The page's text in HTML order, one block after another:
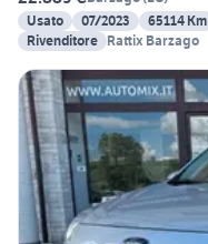
Usato
07/2023 65114 Km
Rivenditore Rattix Barzago